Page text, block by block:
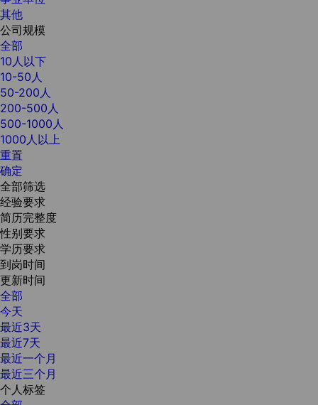
其他
公司规模
全部
10人以下
10-50人
50-200人
200-500人
500-1000人
1000人以上
重置
确定
全部筛选
经验要求
简历完整度
性别要求
学历要求
到岗时间
更新时间
全部
今天
最近3天
最近7天
最近一个月
最近三个月
个人标签